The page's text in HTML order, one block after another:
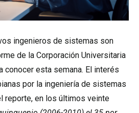
ingenieros de sistemas son
de la Corporación Universitaria
conocer esta semana. El interés
por la ingeniería de sistemas
reporte, en los últimos veinte